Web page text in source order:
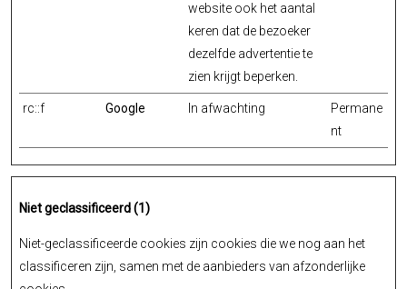
website ook het aantal
keren dat de bezoeker
dezelfde advertentie te
zien krijgt beperken.
rc::f Google In afwachting
Permane
nt
Niet geclassificeerd (1)
Niet-geclassificeerde cookies zijn cookies die we nog aan het
classificeren zijn, samen met de aanbieders van afzonderlijke